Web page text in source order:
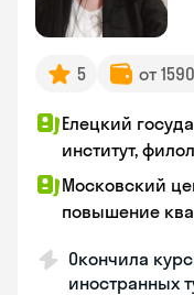
5 от
Елецкий
институт,
Московский
повышение
Окончила
иностранных